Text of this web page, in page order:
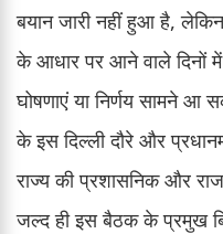
बयान जारी नहीं हुआ है,
के आधार पर आने वाले दिनों
घोषणाएं या निर्णय सामने आ
के इस दिल्ली दौरे और
राज्य की प्रशासनिक और
जल्द ही इस बैठक के प्रमुख